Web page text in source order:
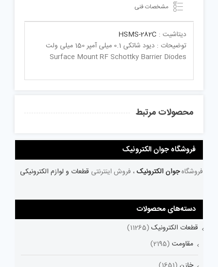
مشخصات فنی
دیتاشیت : HSMS-282C
توضیحات : دیود شاتکی 0.1 میلی آمپر 150 میلی ولت
Surface Mount RF Schottky Barrier Diodes
محصولات مرتبط
فروشگاه جوان الکترونیک
فروشگاهجوان الکترونیک ، فروش اینترنتی قطعات و لوازم الکترونیکی
دسته‌های محصولات
قطعات الکترونیک (11265)
مقاومت (2195)